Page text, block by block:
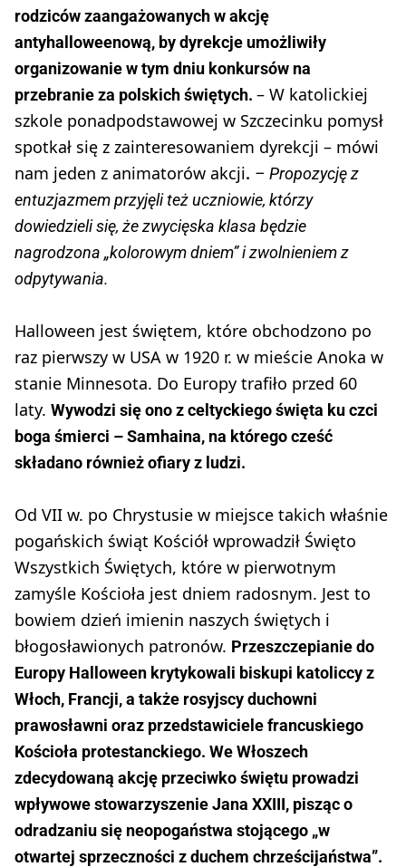
rodziców zaangażowanych w akcję
antyhalloweenową, by dyrekcje umożliwiły
organizowanie w tym dniu konkursów na
przebranie za polskich świętych. – W katolickiej
szkole ponadpodstawowej w Szczecinku pomysł
spotkał się z zainteresowaniem dyrekcji – mówi
nam jeden z animatorów akcji. – Propozycję z
entuzjazmem przyjęli też uczniowie, którzy
dowiedzieli się, że zwycięska klasa będzie
nagrodzona „kolorowym dniem” i zwolnieniem z
odpytywania.
Halloween jest świętem, które obchodzono po
raz pierwszy w USA w 1920 r. w mieście Anoka w
stanie Minnesota. Do Europy trafiło przed 60
laty. Wywodzi się ono z celtyckiego święta ku czci
boga śmierci – Samhaina, na którego cześć
składano również ofiary z ludzi.
Od VII w. po Chrystusie w miejsce takich właśnie
pogańskich świąt Kościół wprowadził Święto
Wszystkich Świętych, które w pierwotnym
zamyśle Kościoła jest dniem radosnym. Jest to
bowiem dzień imienin naszych świętych i
błogosławionych patronów. Przeszczepianie do
Europy Halloween krytykowali biskupi katoliccy z
Włoch, Francji, a także rosyjscy duchowni
prawosławni oraz przedstawiciele francuskiego
Kościoła protestanckiego. We Włoszech
zdecydowaną akcję przeciwko świętu prowadzi
wpływowe stowarzyszenie Jana XXIII, pisząc o
odradzaniu się neopogaństwa stojącego „w
otwartej sprzeczności z duchem chrześcijaństwa”.